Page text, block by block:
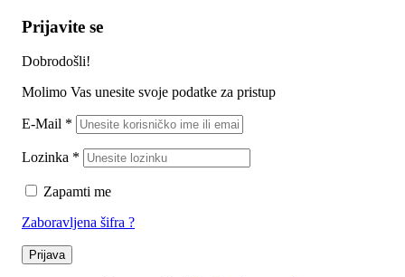
Prijavite se
Dobrodošli!
Molimo Vas unesite svoje podatke za pristup
E-Mail *
Lozinka *
Zapamti me
Zaboravljena šifra ?
Prijava